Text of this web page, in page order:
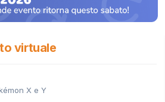
virtuale
X e Y